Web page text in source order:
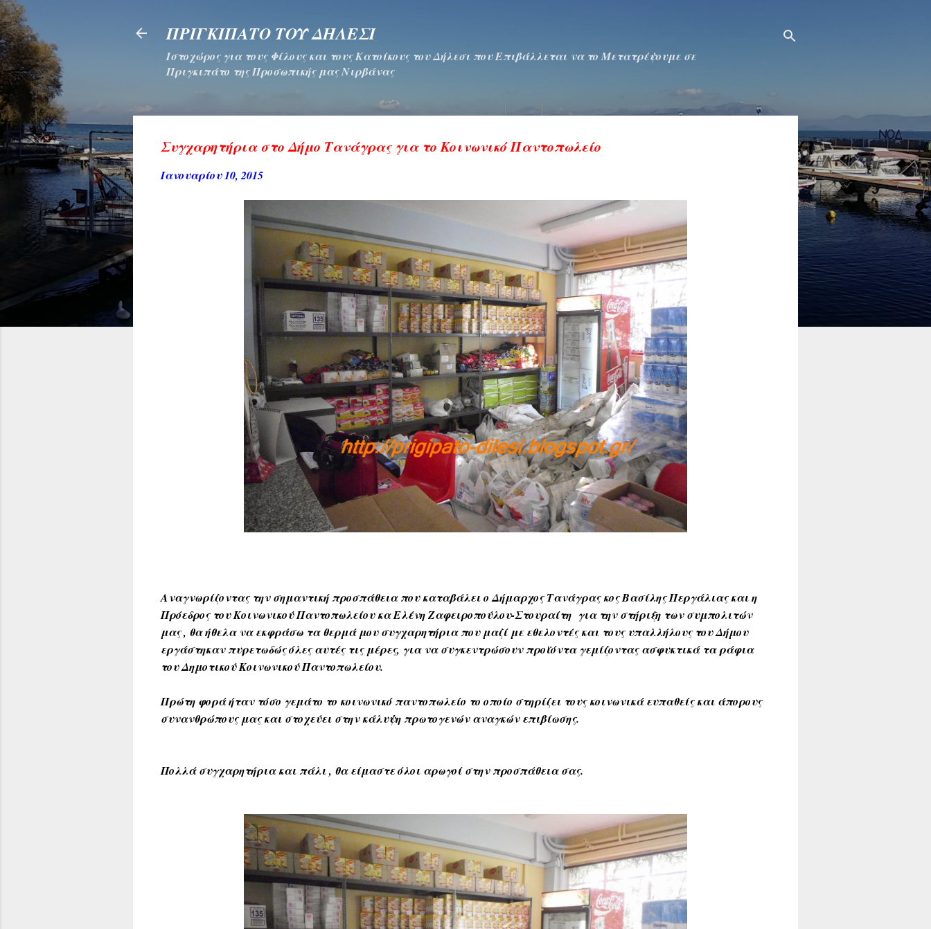
ΠΡΙΓΚΙΠΑΤΟ ΤΟΥ ΔΗΛΕΣΙ
Ιστοχώρος για τους Φίλους και τους Κατοίκους του Δήλεσι που Επιβάλλεται να το Μετατρέψουμε σε
Πριγκιπάτο της Προσωπικής μας Νιρβάνας
Συγχαρητήρια στο Δήμο Τανάγρας για το Κοινωνικό Παντοπωλείο
Ιανουαρίου 10, 2015
Αναγνωρίζοντας την σημαντική προσπάθεια που καταβάλει ο Δήμαρχος Τανάγρας κος Βασίλης Περγάλιας και η
Πρόεδρος του Κοινωνικού Παντοπωλείου κα Ελένη Ζαφειροπούλου-Στουραίτη για την στήριξη των συμπολιτών
μας , θα ήθελα να εκφράσω τα θερμά μου συγχαρητήρια που μαζί με εθελοντές και τους υπαλλήλους του Δήμου
εργάστηκαν πυρετωδώς όλες αυτές τις μέρες, για να συγκεντρώσουν προϊόντα γεμίζοντας ασφυκτικά τα ράφια
του Δημοτικού Κοινωνικού Παντοπωλείου.
Πρώτη φορά ήταν τόσο γεμάτο το κοινωνικό παντοπωλείο το οποίο στηρίζει τους κοινωνικά ευπαθείς και άπορους
συνανθρώπους μας και στοχεύει στην κάλυψη πρωτογενών αναγκών επιβίωσης.
Πολλά συγχαρητήρια και πάλι , θα είμαστε όλοι αρωγοί στην προσπάθεια σας.